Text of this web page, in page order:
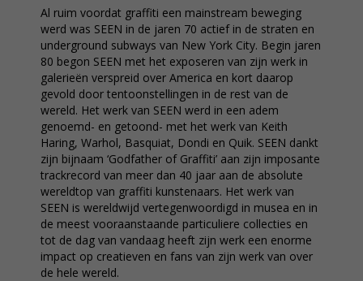
Al ruim voordat graffiti een mainstream beweging
werd was SEEN in de jaren 70 actief in de straten en
underground subways van New York City. Begin jaren
80 begon SEEN met het exposeren van zijn werk in
galerieën verspreid over America en kort daarop
gevold door tentoonstellingen in de rest van de
wereld. Het werk van SEEN werd in een adem
genoemd- en getoond- met het werk van Keith
Haring, Warhol, Basquiat, Dondi en Quik. SEEN dankt
zijn bijnaam ‘Godfather of Graffiti’ aan zijn imposante
trackrecord van meer dan 40 jaar aan de absolute
wereldtop van graffiti kunstenaars. Het werk van
SEEN is wereldwijd vertegenwoordigd in musea en in
de meest vooraanstaande particuliere collecties en
tot de dag van vandaag heeft zijn werk een enorme
impact op creatieven en fans van zijn werk van over
de hele wereld.